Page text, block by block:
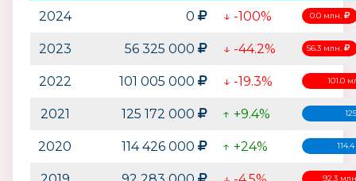
2024 0 ↓ -100% 0.0 млн.
2023 56 325 000 ↓ -44.2% 56.3 млн.
2022 101 005 000 ↓ -19.3% 101.0
2021 125 172 000 ↑ +9.4%
2020 114 426 000 ↑ +24%
92.3